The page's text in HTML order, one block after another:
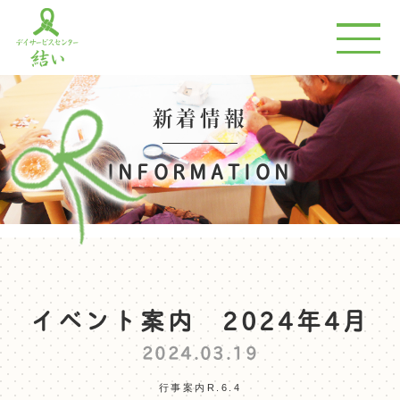
新着情報
INFORMATION
イベント案内 2024年4月
2024.03.19
行事案内R.6.4